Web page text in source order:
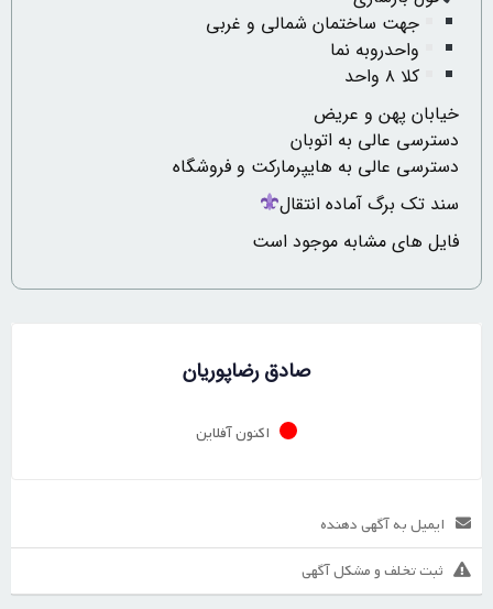
جهت ساختمان شمالی و غربی
واحدروبه نما
کلا ۸ واحد
خیابان پهن و عریض
دسترسی عالی به اتوبان
دسترسی عالی به هایپرمارکت و فروشگاه
سند تک برگ آماده انتقال
فایل های مشابه موجود است
صادق رضاپوریان
اکنون آفلاین
ایمیل به آگهی دهنده
ثبت تخلف و مشکل آگهی